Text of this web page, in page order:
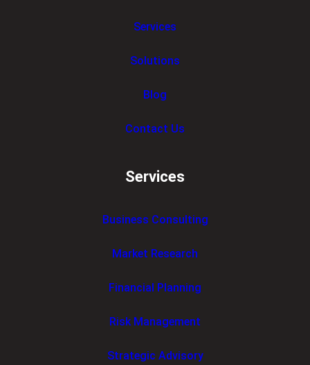
Services
Solutions
Blog
Contact Us
Services
Business Consulting
Market Research
Financial Planning
Risk Management
Strategic Advisory